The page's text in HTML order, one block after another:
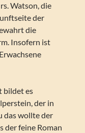
Watson, die
der
die
Insofern ist
bildet es
der in
das wollte der
der feine Roman